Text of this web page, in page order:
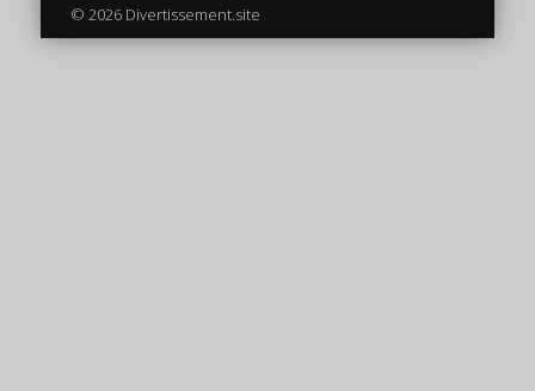
© 2026 Divertissement.site